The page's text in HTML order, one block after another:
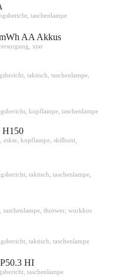
, taschenlampe
AA Akkus
xtar
, taktisch taschenlampe,
, kopflampe, taschenlampe
H150
eskte, kopflampe, skilhunt,
, taktisch taschenlampe,
taschenlampe, thrower, wurkkos
, taktisch taschenlampe
HI
, taschenlampe